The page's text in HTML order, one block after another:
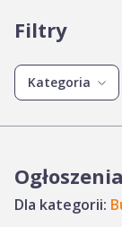
Filtry
Kategoria
Ogłoszenia
Dla kategorii: